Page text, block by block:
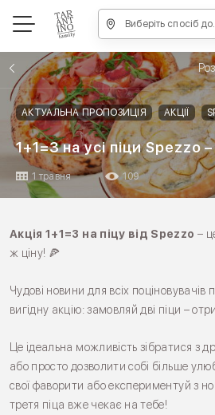
Виберіть спосіб доставки, щоб зробити замовлення
АКТУАЛЬНА ПРОПОЗИЦІЯ АКЦІЇ
1+1=3 на усі піци Spezzo
1 травня 109
Акція 1+1=3 на піцу від Spezzo –
ж ціну! 🍕
Чудові новини для всіх
вигідну акцію: замовляй дві піци –
Це ідеальна можливість зібратися з
або просто дозволити собі більше
свої фаворити або експериментуй з
третя піца вже чекає на тебе!